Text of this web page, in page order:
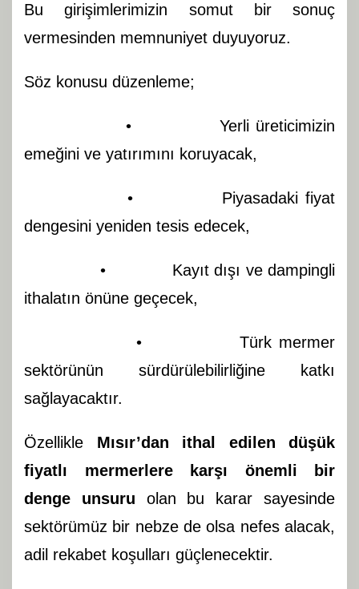
Bu girişimlerimizin somut bir sonuç
vermesinden memnuniyet duyuyoruz.
Söz konusu düzenleme;
• Yerli üreticimizin
emeğini ve yatırımını koruyacak,
• Piyasadaki fiyat
dengesini yeniden tesis edecek,
• Kayıt dışı ve dampingli
ithalatın önüne geçecek,
• Türk mermer
sektörünün sürdürülebilirliğine katkı
sağlayacaktır.
Özellikle Mısır’dan ithal edilen düşük
fiyatlı mermerlere karşı önemli bir
denge unsuru olan bu karar sayesinde
sektörümüz bir nebze de olsa nefes alacak,
adil rekabet koşulları güçlenecektir.